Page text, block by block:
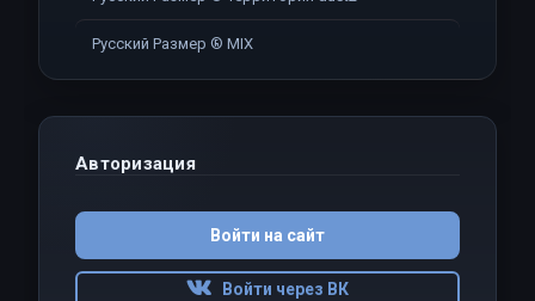
Русский Размер ® MIX
Авторизация
Войти на сайт
Войти через ВК